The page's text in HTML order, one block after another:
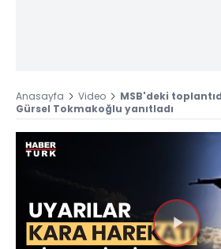
Anasayfa Video
MSB'deki
Gürsel Tokmakoğlu yanıtladı